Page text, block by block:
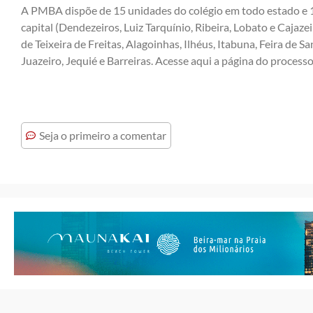
A PMBA dispõe de 15 unidades do colégio em todo estado e
capital (Dendezeiros, Luiz Tarquínio, Ribeira, Lobato e
de Teixeira de Freitas, Alagoinhas, Ilhéus, Itabuna, Feira de
Juazeiro, Jequié e Barreiras.Acesse aqui a página do
Seja o primeiro a comentar